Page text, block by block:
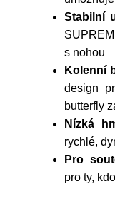
Stabilní
s nohou
Kolenní
design
butterfly
Nízká
rychlé,
Pro
pro ty,